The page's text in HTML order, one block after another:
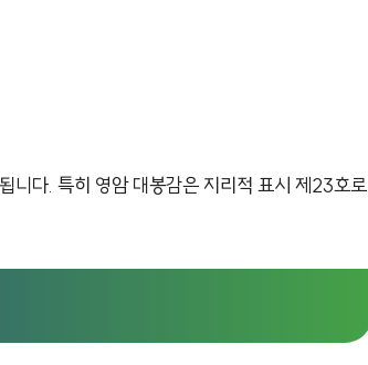
니다. 특히 영암 대봉감은 지리적 표시 제23호로